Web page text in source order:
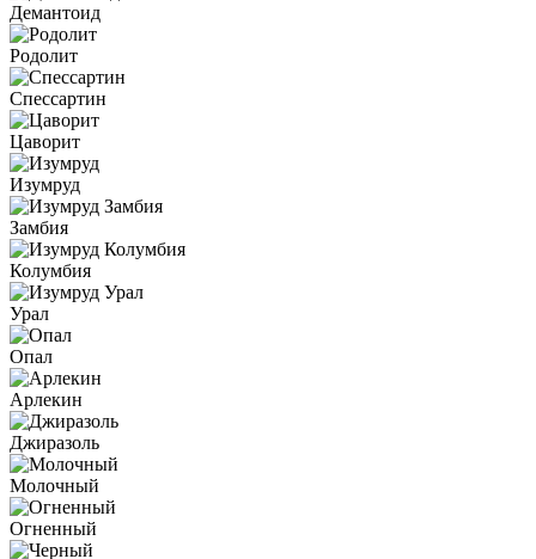
Демантоид
Родолит
Спессартин
Цаворит
Изумруд
Замбия
Колумбия
Урал
Опал
Арлекин
Джиразоль
Молочный
Огненный